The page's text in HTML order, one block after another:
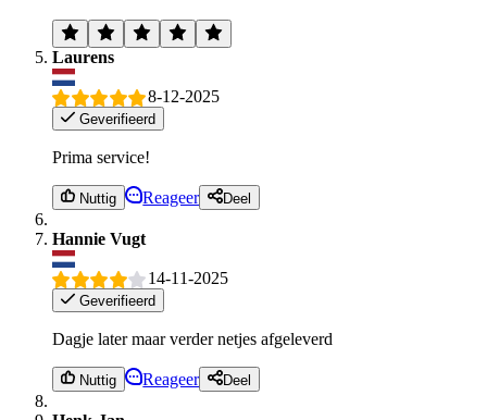
Laurens
8-12-2025
Geverifieerd
Prima service!
Nuttig Reageer Deel
Hannie Vugt
14-11-2025
Geverifieerd
Dagje later maar verder netjes afgeleverd
Nuttig Reageer Deel